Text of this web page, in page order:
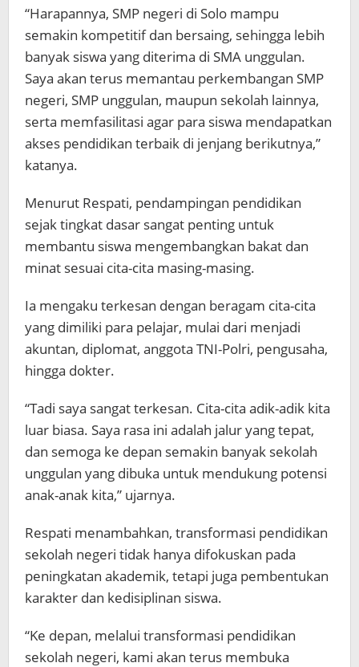
“Harapannya, SMP negeri di Solo mampu
semakin kompetitif dan bersaing, sehingga lebih
banyak siswa yang diterima di SMA unggulan.
Saya akan terus memantau perkembangan SMP
negeri, SMP unggulan, maupun sekolah lainnya,
serta memfasilitasi agar para siswa mendapatkan
akses pendidikan terbaik di jenjang berikutnya,”
katanya.
Menurut Respati, pendampingan pendidikan
sejak tingkat dasar sangat penting untuk
membantu siswa mengembangkan bakat dan
minat sesuai cita-cita masing-masing.
Ia mengaku terkesan dengan beragam cita-cita
yang dimiliki para pelajar, mulai dari menjadi
akuntan, diplomat, anggota TNI-Polri, pengusaha,
hingga dokter.
“Tadi saya sangat terkesan. Cita-cita adik-adik kita
luar biasa. Saya rasa ini adalah jalur yang tepat,
dan semoga ke depan semakin banyak sekolah
unggulan yang dibuka untuk mendukung potensi
anak-anak kita,” ujarnya.
Respati menambahkan, transformasi pendidikan
sekolah negeri tidak hanya difokuskan pada
peningkatan akademik, tetapi juga pembentukan
karakter dan kedisiplinan siswa.
“Ke depan, melalui transformasi pendidikan
sekolah negeri, kami akan terus membuka